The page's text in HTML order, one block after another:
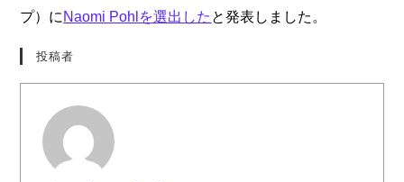
プ）に Naomi Pohlを選出した と発表しました。
投稿者